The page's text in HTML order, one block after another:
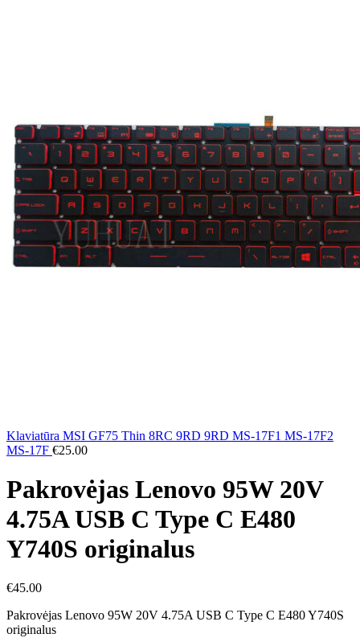
Klaviatūra MSI GF75 Thin 8RC 9RD 9RD MS-17F1 MS-17F2
MS-17F €25.00
Pakrovėjas Lenovo 95W 20V
4.75A USB C Type C E480
Y740S originalus
€45.00
Pakrovėjas Lenovo 95W 20V 4.75A USB C Type C E480 Y740S
originalus